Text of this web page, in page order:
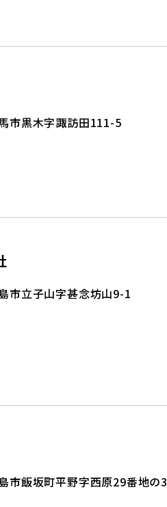
市黒木字諏訪田111-5
市立子山字甚念坊山9-1
市飯坂町平野字西原29番地の3